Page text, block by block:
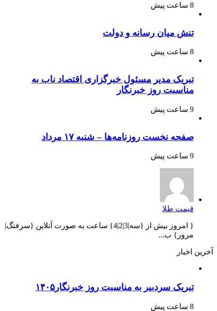
8 ساعت پیش
تنش میان رسانه و دولت
8 ساعت پیش
تبریک مدیر مسئول خبرگزاری اقتصاد ناب به
مناسبت روز خبرنگار
9 ساعت پیش
صفحه نخست روزنامه‌ها – شنبه ۱۷ مرداد
9 ساعت پیش
قیمت طلا
{ امروز بیش از {سه|3|2|4} ساعت به صورت آنلاین {سرفنگ|
مرور} ب...
آخرین اخبار
تبریک سردبیر به مناسبت روز خبرنگار۱۴۰۵
8 ساعت پیش